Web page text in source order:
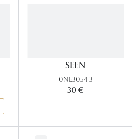
SEEN
0NE3054 3
30 €